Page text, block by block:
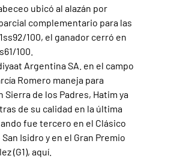
ubicó al alazán por
complementario para las
100, el ganador cerró en
100.
Argentina SA. en el campo
Romero maneja para
de los Padres, Hatim ya
de su calidad en la última
fue tercero en el Clásico
San Isidro y en el Gran Premio
(G1), aquí.